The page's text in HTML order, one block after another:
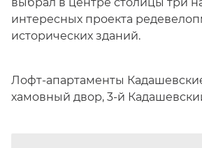
интересных проекта
исторических зданий.
Лофт-апартаменты
хамовный двор, 3-й